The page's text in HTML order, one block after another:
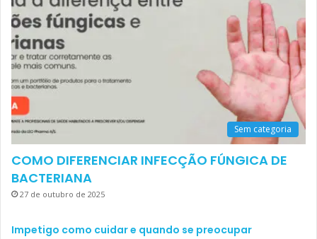
Sem categoria
COMO DIFERENCIAR INFECÇÃO FÚNGICA DE
BACTERIANA
27 de outubro de 2025
Impetigo como cuidar e quando se preocupar